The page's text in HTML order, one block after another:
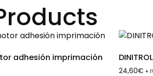
adhesión imprimación
24,60€ +